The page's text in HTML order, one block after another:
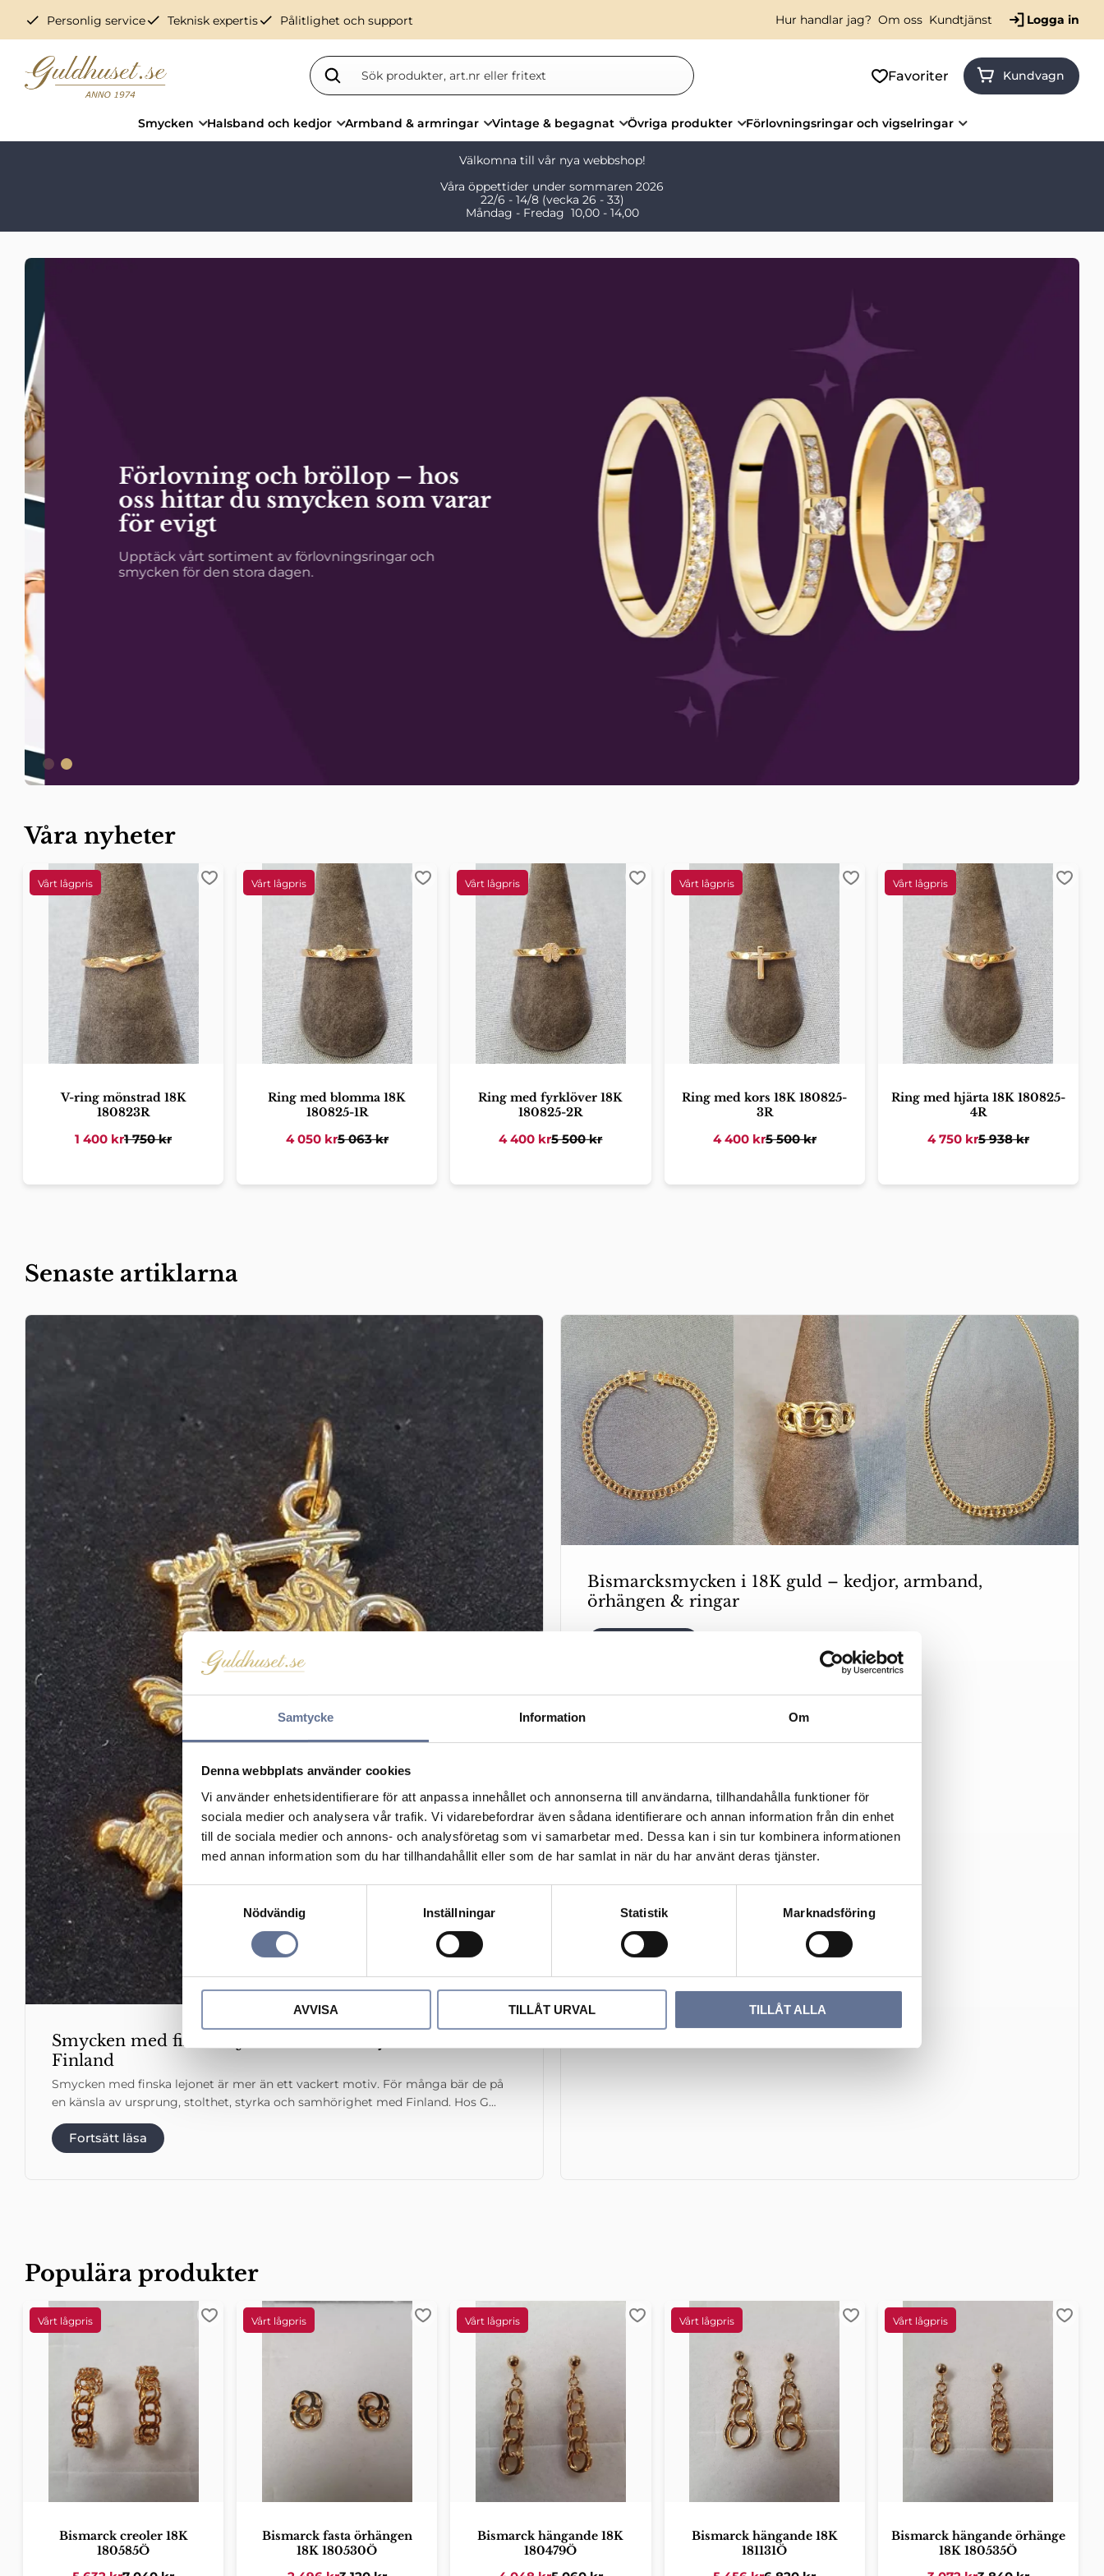
Samtycke Information Om
Denna webbplats använder cookies
Vi använder enhetsidentifierare för att anpassa innehållet och annonserna till användarna, tillhandahålla funktioner för
sociala medier och analysera vår trafik. Vi vidarebefordrar även sådana identifierare och annan information från din enhet
till de sociala medier och annons- och analysföretag som vi samarbetar med. Dessa kan i sin tur kombinera informationen
med annan information som du har tillhandahållit eller som de har samlat in när du har använt deras tjänster.
S
a
y
s
a
Nödvändig Inställningar Statistik Marknadsföring
AVVISA TILLÅT URVAL TILLÅT ALLA
check Personlig servicecheck Teknisk expertischeck Pålitlighet och support Hur handlar jag? Om oss Kundtjänst Logga in
Favoriter Kundvagn
Smycken Halsband och kedjor Armband & armringar Vintage & begagnat Övriga produkter Förlovningsringar och vigselringar
Välkomna till vår nya webbshop!
Våra öppettider under sommaren 2026
22/6 - 14/8 (vecka 26 - 33)
Måndag - Fredag 10,00 - 14,00
Förlovning och bröllop – hos
oss hittar du smycken som varar
för evigt
Upptäck vårt sortiment av förlovningsringar och
smycken för den stora dagen.
Våra nyheter
V-ring mönstrad 18K
180823R
1 400 kr1 750kr
Lägg till i favoriter
Ring med blomma 18K
180825-1R
4 050kr5 063kr
Lägg till i favoriter
Ring med fyrklöver 18K
180825-2R
4 400 kr5 500kr
Lägg till i favoriter
Ring med kors 18K 180825-
3R
4 400kr5 500kr
Lägg till i favoriter
Ring med hjärta 18K 180825-
4R
4 750kr5 938kr
Lägg
Senaste artiklarna
Smycken med finska lejonet – en stark symbol för
Finland
Smycken med finska lejonet är mer än ett vackert motiv. För många bär de på
en känsla av ursprung, stolthet, styrka och samhörighet med Finland. Hos G...
Bismarcksmycken i 18K guld – kedjor, armband,
örhängen & ringar
Populära produkter
Bismarck creoler 18K
180585Ö
Lägg till i favoriter
Bismarck fasta örhängen
18K 180530Ö
Lägg till i favoriter
Bismarck hängande 18K
180479Ö
Lägg till i favoriter
Bismarck hängande 18K
181131Ö
Lägg till i favoriter
Bismarck hängande örhänge
18K 180535Ö
Lägg